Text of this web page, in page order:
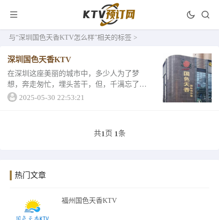
与“深圳国色天香KTV怎么样”相关的标签 >
深圳国色天香KTV
在深圳这座美丽的城市中，多少人为了梦
想，奔走匆忙，埋头苦干，但，千澫忘了欣
赏这座城市的美丽。尤其在夜晚，独特的夜
2025-05-30 22:53:21
共1 页 1条
热门文章
福州国色天香KTV